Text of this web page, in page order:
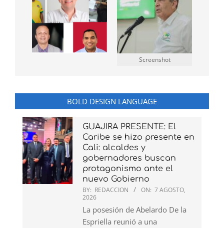
Screenshot
BOLD DESIGN LANGUAGE
GUAJIRA PRESENTE: El
Caribe se hizo presente en
Cali: alcaldes y
gobernadores buscan
protagonismo ante el
nuevo Gobierno
BY: REDACCION ON: 7 AGOSTO,
2026
La posesión de Abelardo De la
Espriella reunió a una